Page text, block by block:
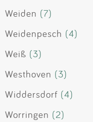
Weiden (7)
Weidenpesch (4)
Weiß (3)
Westhoven (3)
Widdersdorf (4)
Worringen (2)